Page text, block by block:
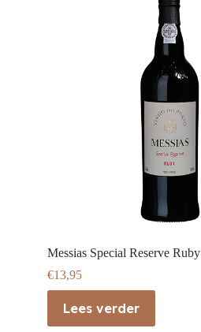
Messias Special Reserve Ruby
€13,95
Lees verder